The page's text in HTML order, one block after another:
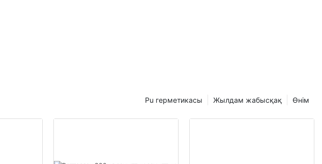
Өнім
Жылдам жабысқақ
Pu герметикасы